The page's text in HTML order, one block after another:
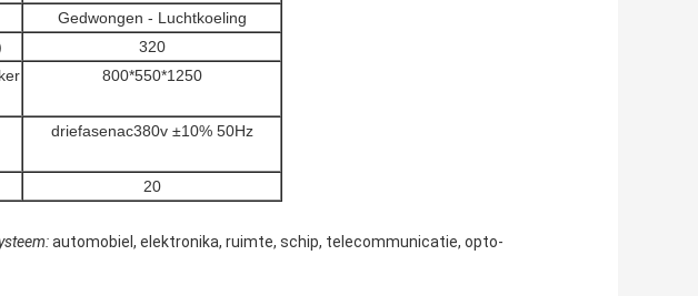
Gedwongen - Luchtkoeling
320
800*550*1250
driefasenac380v ±10% 50Hz
20
:automobiel, elektronika, ruimte, schip, telecommunicatie, opto-